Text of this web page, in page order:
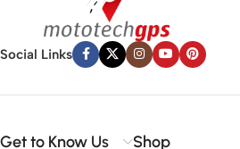
Social Links
Get to Know Us Shop